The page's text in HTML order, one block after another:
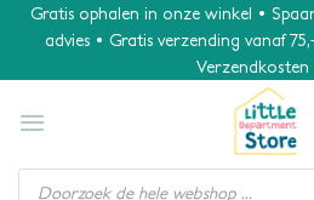
Gratis ophalen in onze winkel •
advies • Gratis verzending vanaf
Verzendkosten
Producten
zoeken